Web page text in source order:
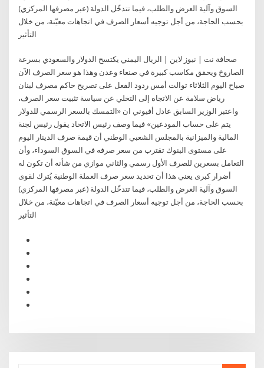
السوق وآلية العرض والطلب، فيما تتدخّل الدولة (عبر مصرفها المركزي)
بحسب الحاجة، من أجل توجيه أسعار الصرف في اتجاهات معيّنة، من خلال
التأثير
صحافة نت | نيوز لاين | الريال اليمني يكتسح الدولار والسعودي بسرعة
الصاروخ ويحقق مكاسب كبيرة في صنعاء وعدن وهذا هو سعر الصرف الآن
صباح اليوم الثلاثاء توالت أمس ردود الفعل على تصريح حاكم مصرف لبنان
رياض سلامة عن الاتجاه إلى التخلي عن سياسة تثبيت سعر الصرف،
واعتبر الوزير السابق عادل أفيوني ان «التمسك بالسعر الرسمي للدولار
يتم على حساب المودعين» فيما وصف رئيس الاتحاد يقول رئيس لجنة
المالية والميزانية بالمجلس الشعبي الوطني أن قيمة صرف الدينار اليوم
على مستوى البنوك تقترب من سعر صرفه في السوق السوداء، وأن
التعامل بسعرين للصرف الأول رسمي والثاني موازي من شأنه أن تكون له
أضرار كبرى يعني هذا أن تحديد سعر صرف العملة الوطنية يُترك لقوى
السوق وآلية العرض والطلب، فيما تتدخّل الدولة (عبر مصرفها المركزي)
بحسب الحاجة، من أجل توجيه أسعار الصرف في اتجاهات معيّنة، من خلال
التأثير